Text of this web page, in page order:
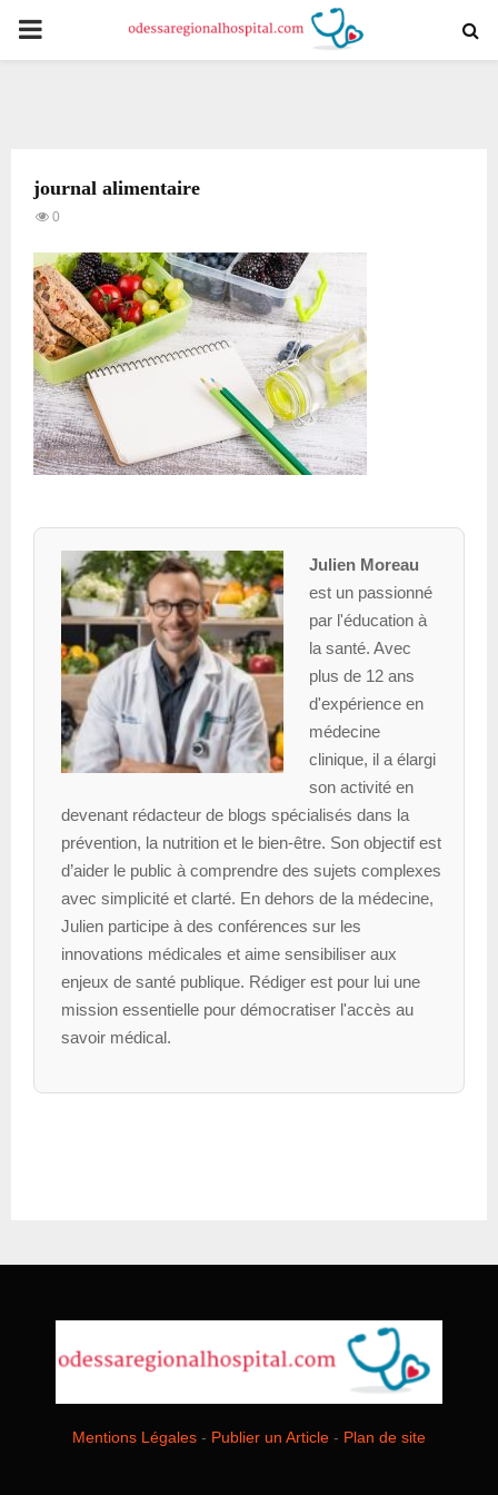
PRIMARY
journal alimentaire
0
Julien Moreau
est un passionné
par l'éducation à
la santé. Avec
plus de 12 ans
d'expérience en
médecine
clinique, il a élargi
son activité en
devenant rédacteur de blogs spécialisés dans la
prévention, la nutrition et le bien-être. Son objectif est
d’aider le public à comprendre des sujets complexes
avec simplicité et clarté. En dehors de la médecine,
Julien participe à des conférences sur les
innovations médicales et aime sensibiliser aux
enjeux de santé publique. Rédiger est pour lui une
mission essentielle pour démocratiser l'accès au
savoir médical.
Mentions Légales - Publier un Article - Plan de site